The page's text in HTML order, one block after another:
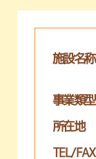
施設名称
事業類型
所在地
TEL/FAX